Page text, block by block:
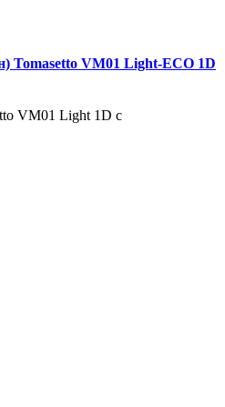
Tomasetto VM01 Light-ECO 1D
VM01 Light 1D с